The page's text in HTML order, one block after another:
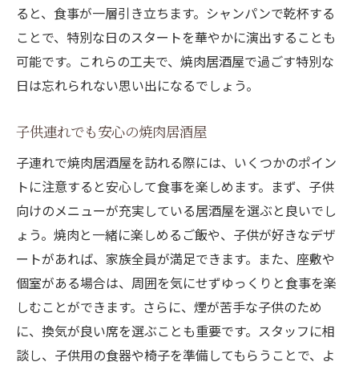
ると、食事が一層引き立ちます。シャンパンで乾杯する
ことで、特別な日のスタートを華やかに演出することも
可能です。これらの工夫で、焼肉居酒屋で過ごす特別な
日は忘れられない思い出になるでしょう。
子供連れでも安心の焼肉居酒屋
子連れで焼肉居酒屋を訪れる際には、いくつかのポイン
トに注意すると安心して食事を楽しめます。まず、子供
向けのメニューが充実している居酒屋を選ぶと良いでし
ょう。焼肉と一緒に楽しめるご飯や、子供が好きなデザ
ートがあれば、家族全員が満足できます。また、座敷や
個室がある場合は、周囲を気にせずゆっくりと食事を楽
しむことができます。さらに、煙が苦手な子供のため
に、換気が良い席を選ぶことも重要です。スタッフに相
談し、子供用の食器や椅子を準備してもらうことで、よ